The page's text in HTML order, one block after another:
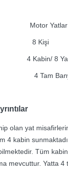
Motor Yatlar
8 Kişi
4 Kabin/ 8
4 Tam
olan yat
4 kabin
Tüm
mevcuttur. Yatta